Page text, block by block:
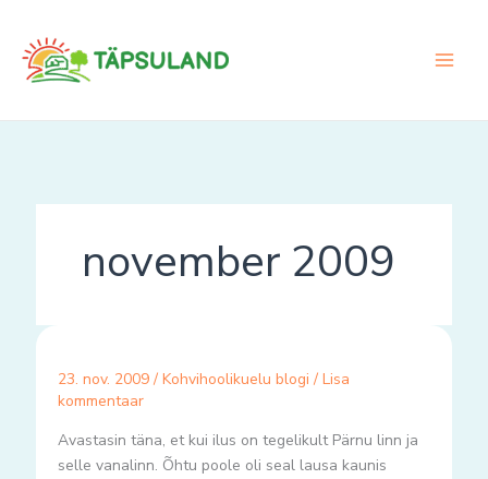
content
november 2009
23. nov. 2009 / Kohvihoolikuelu blogi / Lisa
kommentaar
Avastasin täna, et kui ilus on tegelikult Pärnu linn ja
selle vanalinn. Õhtu poole oli seal lausa kaunis